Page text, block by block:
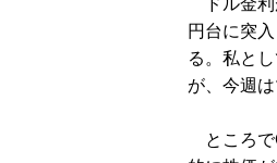
ドル金利
円台に突
る。私と
が、今週
ところで